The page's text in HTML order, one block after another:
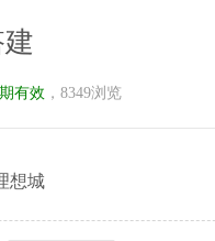
有效 ，8349浏览
想城